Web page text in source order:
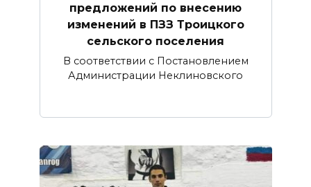
предложений по внесению
изменений в ПЗЗ Троицкого
сельского поселения
В соответствии с Постановлением
Администрации Неклиновского